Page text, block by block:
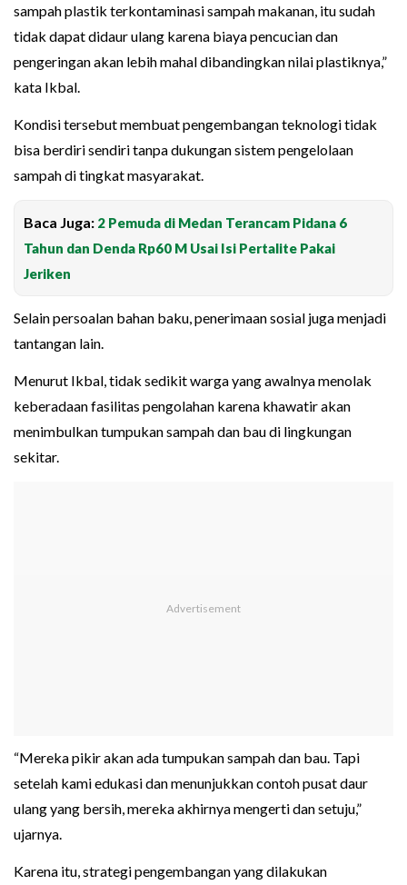
sampah plastik terkontaminasi sampah makanan, itu sudah
tidak dapat didaur ulang karena biaya pencucian dan
pengeringan akan lebih mahal dibandingkan nilai plastiknya,”
kata Ikbal.
Kondisi tersebut membuat pengembangan teknologi tidak
bisa berdiri sendiri tanpa dukungan sistem pengelolaan
sampah di tingkat masyarakat.
Baca Juga: 2 Pemuda di Medan Terancam Pidana 6
Tahun dan Denda Rp60 M Usai Isi Pertalite Pakai
Jeriken
Selain persoalan bahan baku, penerimaan sosial juga menjadi
tantangan lain.
Menurut Ikbal, tidak sedikit warga yang awalnya menolak
keberadaan fasilitas pengolahan karena khawatir akan
menimbulkan tumpukan sampah dan bau di lingkungan
sekitar.
“Mereka pikir akan ada tumpukan sampah dan bau. Tapi
setelah kami edukasi dan menunjukkan contoh pusat daur
ulang yang bersih, mereka akhirnya mengerti dan setuju,”
ujarnya.
Karena itu, strategi pengembangan yang dilakukan